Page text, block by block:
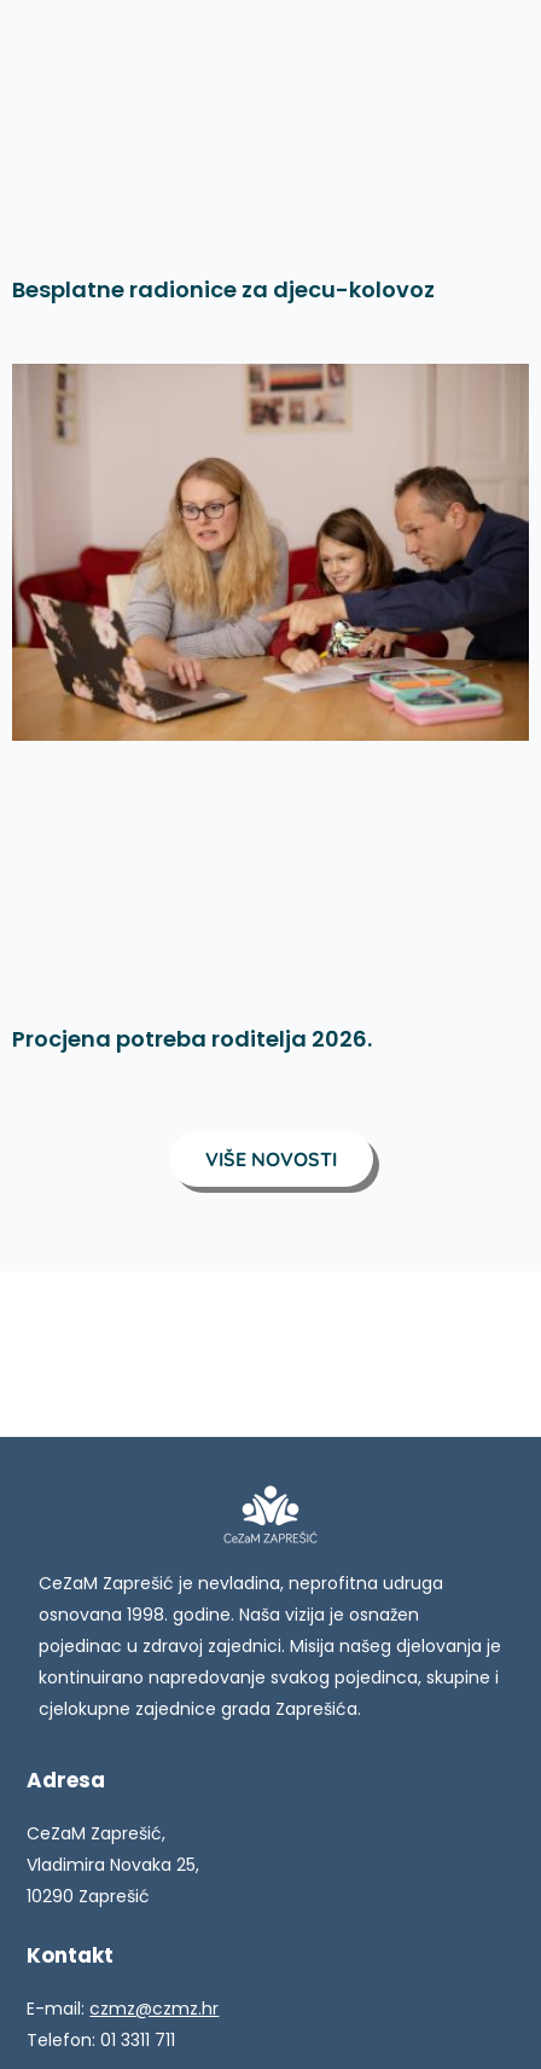
Besplatne radionice za djecu-kolovoz
Procjena potreba roditelja 2026.
VIŠE NOVOSTI
CeZaM Zaprešić je nevladina, neprofitna udruga
osnovana 1998. godine. Naša vizija je osnažen
pojedinac u zdravoj zajednici. Misija našeg djelovanja je
kontinuirano napredovanje svakog pojedinca, skupine i
cjelokupne zajednice grada Zaprešića.
Adresa
CeZaM Zaprešić,
Vladimira Novaka 25,
10290 Zaprešić
Kontakt
E-mail:czmz@czmz.hr
Telefon: 01 3311 711